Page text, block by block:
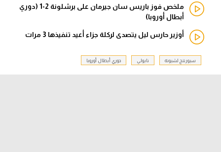
الدوري الإيطالي
الدوري الألماني
الدوري الفرنسي
ملخص فوز باريس سان جيرمان على برشلونة 2-1 (دوري
أبطال أوروبا)
أوزير حارس ليل يتصدى لركلة جزاء أعيد تنفيذها 3 مرات
سبورتنج لشبونة نابولي دوري أبطال أوروبا